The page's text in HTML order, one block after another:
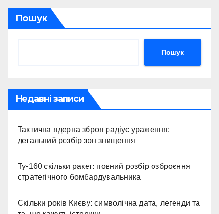
Пошук
Пошук
Недавні записи
Тактична ядерна зброя радіус ураження:
детальний розбір зон знищення
Ту-160 скільки ракет: повний розбір озброєння
стратегічного бомбардувальника
Скільки років Києву: символічна дата, легенди та